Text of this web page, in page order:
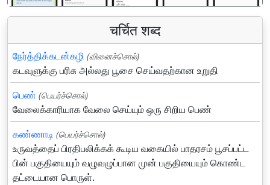
चर्चित शब्द
நேர்த்திக்கடன்கழி (வினைச்சொல்)
கடவுளுக்கு பரிசு அல்லது பூசை செய்வதற்கான உறுதி
பெண் (பெயர்ச்சொல்)
வேலைக்காரியாக வேலை செய்யும் ஒரு சிறிய பெண்
கண்ணாடி (பெயர்ச்சொல்)
உருவத்தைப் பிரதிபலிக்கக் கூடிய வகையில் பாதரசம் பூசப்பட்ட
பின் பகுதியையும் வழுவழுப்பான முன் பகுதியையும் கொண்ட
தட்டையான பொருள்.